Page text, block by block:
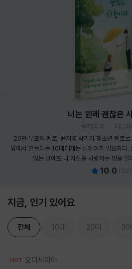
너는 원래 괜찮은
윤지영 저
터닝페
20만 부모의 멘토, 윤지영 작가가 청소년 멘토
앞에서 흔들리는 10대에게는 길잡이가 필요하다.
않는 날에도 나 자신을 사랑하는 법을 알
10.0 ( 32 )
지금, 인기 있어요
전체 10대 20대 30
HOT 오디세이아